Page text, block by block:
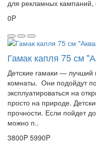
для рекламных кампаний,
0P
Гамак капля 75 см
Детские гамаки — лучший
комнаты. Они подойдут
эксплуатироваться на
просто на природе.
прочности. Если пойдет
можно п..
3800P 5990P